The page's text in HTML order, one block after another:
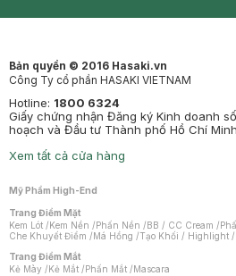
Bản quyền © 2016 Hasaki.vn
Công Ty cổ phần HASAKI VIETNAM
Hotline: 1800 6324
Giấy chứng nhận Đăng ký Kinh doanh
hoạch và Đầu tư Thành phố Hồ Chí
Xem tất cả cửa hàng
Mỹ Phẩm High-End
Trang Điểm Mặt
Kem Lót /Kem Nền /Phấn Nền /BB / CC Cream /
Che Khuyết Điểm /Má Hồng /Tạo Khối / Highlight /
Trang Điểm Mắt
Kẻ Mày /Kẻ Mắt /Phấn Mắt /Mascara